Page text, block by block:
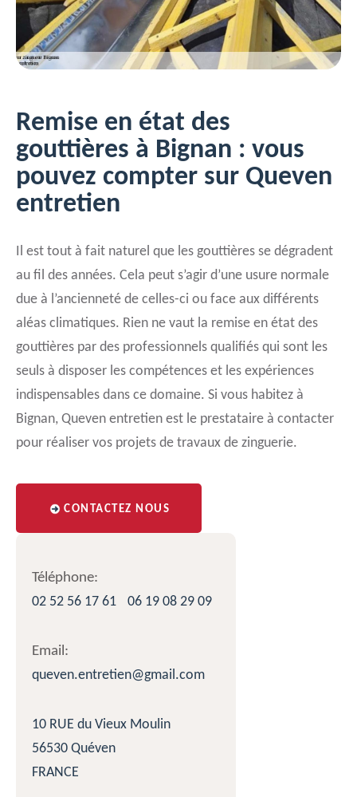
Remise en état des
gouttières à Bignan : vous
pouvez compter sur Queven
entretien
Il est tout à fait naturel que les gouttières se dégradent
au fil des années. Cela peut s’agir d’une usure normale
due à l’ancienneté de celles-ci ou face aux différents
aléas climatiques. Rien ne vaut la remise en état des
gouttières par des professionnels qualifiés qui sont les
seuls à disposer les compétences et les expériences
indispensables dans ce domaine. Si vous habitez à
Bignan, Queven entretien est le prestataire à contacter
pour réaliser vos projets de travaux de zinguerie.
CONTACTEZ NOUS
Téléphone:
02 52 56 17 61
06 19 08 29 09
Email:
queven.entretien@gmail.com
10 RUE du Vieux Moulin
56530 Quéven
FRANCE